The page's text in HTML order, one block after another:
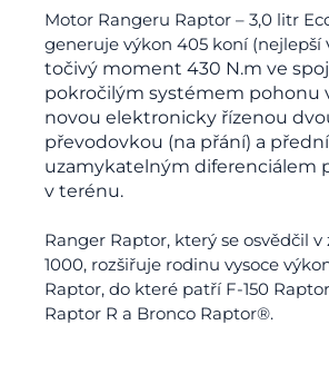
Motor Rangeru Raptor – 3,0 litr
generuje výkon 405 koní (nejlepší
točivý moment 430 N.m ve
pokročilým systémem pohonu
novou elektronicky řízenou
převodovkou (na přání) a
uzamykatelným diferenciálem
v terénu.
Ranger Raptor, který se osvědčil v
1000, rozšiřuje rodinu vysoce
Raptor, do které patří F-150
Raptor R a Bronco Raptor®.